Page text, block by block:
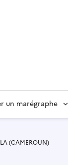
un marégraphe
(CAMEROUN)